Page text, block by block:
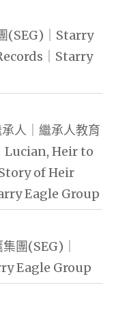
(SEG)｜Starry
｜Starry
人｜繼承人教育
Lucian, Heir to
of Heir
Eagle Group
團(SEG)｜
Eagle Group